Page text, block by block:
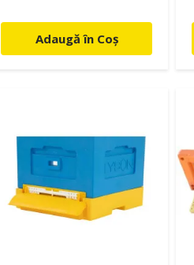
Adaugă în Coș